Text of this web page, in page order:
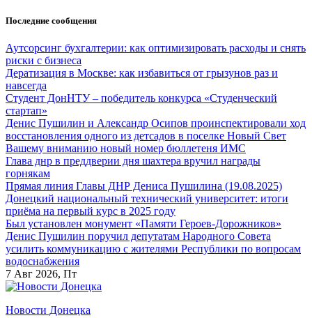
Перейти
содержанию
Последние сообщения
Аутсорсинг бухгалтерии: как оптимизировать расходы и снять
риски с бизнеса
Дератизация в Москве: как избавиться от грызунов раз и
навсегда
Студент ДонНТУ – победитель конкурса «Студенческий
стартап»
Денис Пушилин и Александр Осипов проинспектировали ход
восстановления одного из детсадов в поселке Новый Свет
Вашему вниманию новый номер бюллетеня ИМС
Глава днр в преддверии дня шахтера вручил награды
горнякам
Прямая линия Главы ДНР Дениса Пушилина (19.08.2025)
Донецкий национальный технический университет: итоги
приёма на первый курс в 2025 году
Был установлен монумент «Памяти Героев-Дорожников»
Денис Пушилин поручил депутатам Народного Совета
усилить коммуникацию с жителями Республики по вопросам
водоснабжения
7 Авг 2026, Пт
Новости Донецка